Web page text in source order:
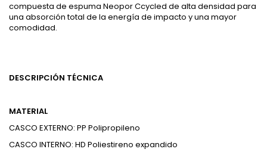
compuesta de espuma Neopor Ccycled de alta densidad para
una absorción total de la energía de impacto y una mayor
comodidad.
DESCRIPCIÓN TÉCNICA
MATERIAL
CASCO EXTERNO: PP Polipropileno
CASCO INTERNO: HD Poliestireno expandido